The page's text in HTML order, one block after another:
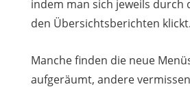
indem man sich jeweils durch
den Übersichtsberichten klickt.
Manche finden die neue
aufgeräumt, andere